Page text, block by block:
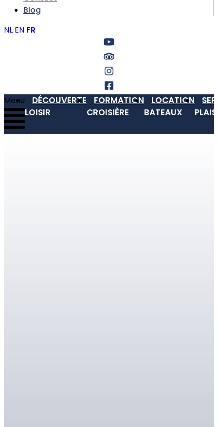
Blog
NL EN FR
Menu
DÉCOUVERTE
LOISIR
FORMATION
CROISIÈRE
LOCATION
BATEAUX